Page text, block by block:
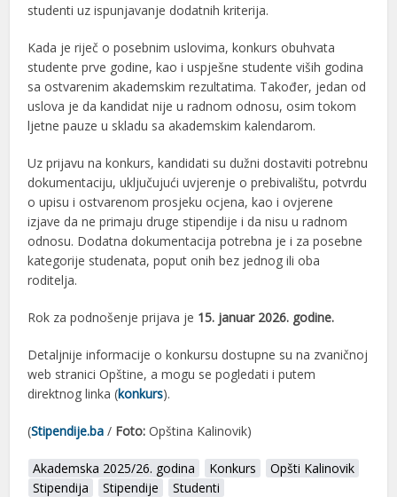
studenti uz ispunjavanje dodatnih kriterija.
Kada je riječ o posebnim uslovima, konkurs obuhvata
studente prve godine, kao i uspješne studente viših godina
sa ostvarenim akademskim rezultatima. Također, jedan od
uslova je da kandidat nije u radnom odnosu, osim tokom
ljetne pauze u skladu sa akademskim kalendarom.
Uz prijavu na konkurs, kandidati su dužni dostaviti potrebnu
dokumentaciju, uključujući uvjerenje o prebivalištu, potvrdu
o upisu i ostvarenom prosjeku ocjena, kao i ovjerene
izjave da ne primaju druge stipendije i da nisu u radnom
odnosu. Dodatna dokumentacija potrebna je i za posebne
kategorije studenata, poput onih bez jednog ili oba
roditelja.
Rok za podnošenje prijava je 15. januar 2026. godine.
Detaljnije informacije o konkursu dostupne su na zvaničnoj
web stranici Opštine, a mogu se pogledati i putem
direktnog linka (konkurs).
(Stipendije.ba / Foto: Opština Kalinovik)
Akademska 2025/26. godina Konkurs
Opšti Kalinovik
Stipendija
Stipendije Studenti